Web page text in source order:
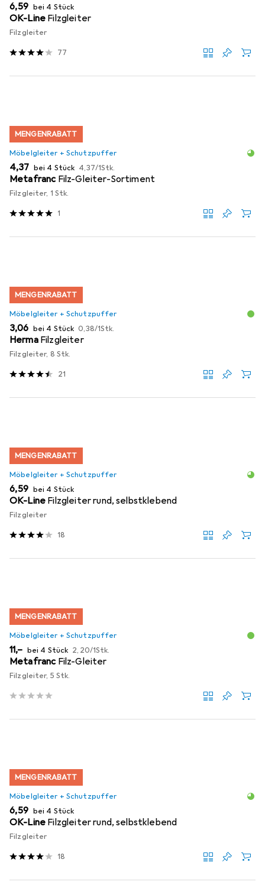
EUR
6,59 bei 4 Stück
OK-Line Filzgleiter
Filzgleiter
77
MENGENRABATT
Möbelgleiter + Schutzpuffer
EUR
4,37 bei 4 Stück EUR
4,37/1Stk.
Metafranc Filz-Gleiter-Sortiment
Filzgleiter, 1 Stk.
1
MENGENRABATT
Möbelgleiter + Schutzpuffer
EUR
3,06 bei 4 Stück EUR
0,38/1Stk.
Herma Filzgleiter
Filzgleiter, 8 Stk.
21
MENGENRABATT
Möbelgleiter + Schutzpuffer
EUR
6,59 bei 4 Stück
OK-Line Filzgleiter rund, selbstklebend
Filzgleiter
18
MENGENRABATT
Möbelgleiter + Schutzpuffer
EUR
11,– bei 4 Stück EUR
2,20/1Stk.
Metafranc Filz-Gleiter
Filzgleiter, 5 Stk.
MENGENRABATT
Möbelgleiter + Schutzpuffer
EUR
6,59 bei 4 Stück
OK-Line Filzgleiter rund, selbstklebend
Filzgleiter
18